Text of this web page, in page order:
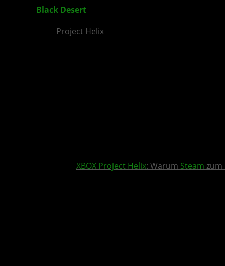
Black Desert
Project Helix
XBOX Project Helix: Warum Steam zum